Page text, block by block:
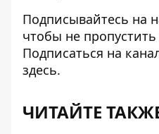
Подписывайтесь на
чтобы не
Подписаться на
здесь.
ЧИТАЙТЕ